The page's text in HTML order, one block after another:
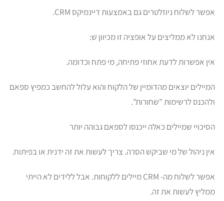
אפשר לשלוח ניוזלטרים גם באמצעות דיינמיקס CRM.
אנחנו לא ממליצים על אופציה זו מכיוון ש:
אין אפשרות לדעת אחוזי פתיחה, מי פתח וכדומה.
המיילים יוצאים מהדומיין של הלקוח והוא עלול להחשב כמפיץ ספאם
ולהכנס לרשימות "שחורות".
הסיכויי שמיילים כאלה ייכנסו לספאם גבוהה יותר
אין ניהול של מי שביקש הסרה. צריך לעשות את זה ידנית או בפיתוח.
אפשר לשלוח מה- CRM מיילים ללקוחות. אבל ללידים לא הייתי
ממליץ לעשות את זה.